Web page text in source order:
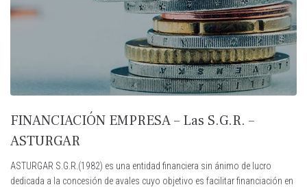
FINANCIACIÓN EMPRESA – Las S.G.R. –
ASTURGAR
ASTURGAR S.G.R.(1982) es una entidad financiera sin ánimo de lucro
dedicada a la concesión de avales cuyo objetivo es facilitar financiación en